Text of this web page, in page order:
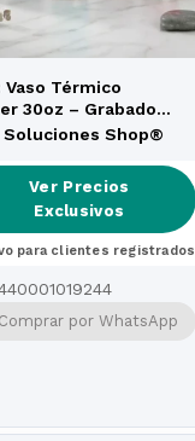
Térmico
30oz – Grabado
Alta Precisión
Soluciones Shop®
Ver Precios
Exclusivos
para clientes registrados
Comprar por WhatsApp